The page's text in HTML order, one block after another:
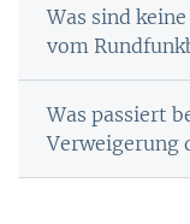
Was sind
vom
Was passiert
Verweigerung